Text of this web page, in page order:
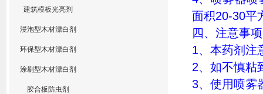
建筑模板光亮剂
浸泡型木材漂白剂
环保型木材漂白剂
涂刷型木材漂白剂
胶合板防虫剂
面积20-30平
四、注意事
1、本药剂注
2、如不慎粘
3、使用喷雾